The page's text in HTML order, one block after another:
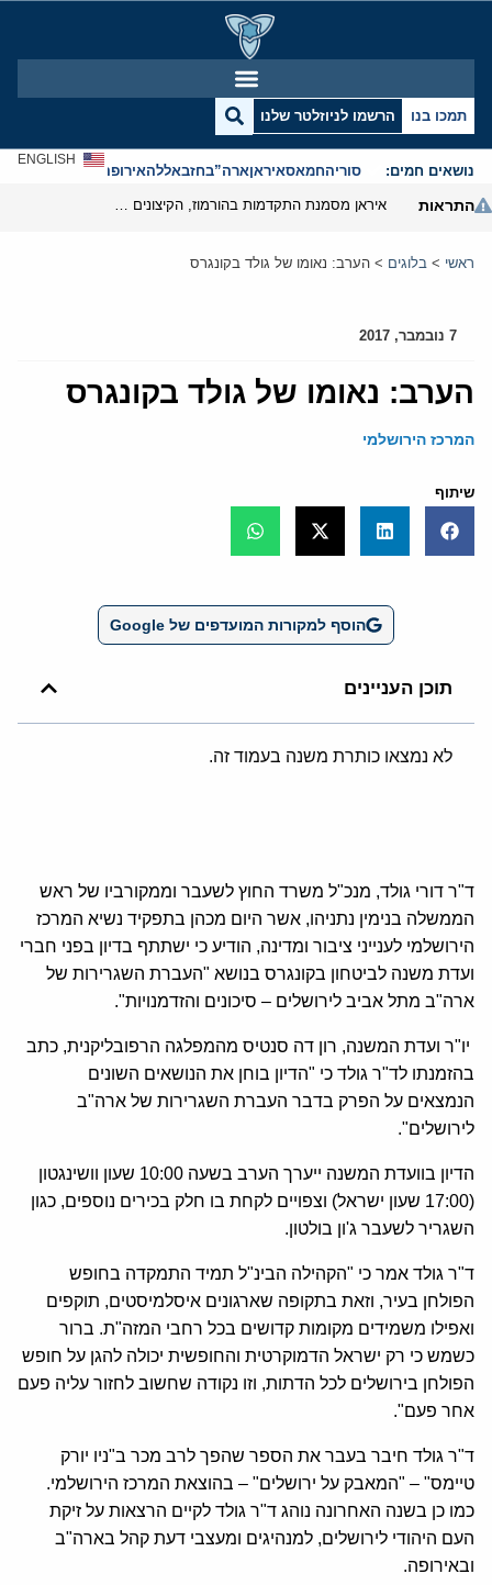
תמכו בנו הרשמו לניוזלטר שלנו
נושאים חמים: סוריהחמאסאיראןארה”בחזבאללהאירופהאנטישמיות
ENGLISH
התראות
ראשי > בלוגים > הערב: נאומו של גולד בקונגרס
7 נובמבר, 2017
הערב: נאומו של גולד בקונגרס
המרכז הירושלמי
שיתוף
הוסף למקורות המועדפים של Google
תוכן העניינים
לא נמצאו כותרת משנה בעמוד זה.
ד"ר דורי גולד, מנכ"ל משרד החוץ לשעבר וממקורביו של ראש
הממשלה בנימין נתניהו, אשר היום מכהן בתפקיד נשיא המרכז
הירושלמי לענייני ציבור ומדינה, הודיע כי ישתתף בדיון בפני חברי
ועדת משנה לביטחון בקונגרס בנושא "העברת השגרירות של
ארה"ב מתל אביב לירושלים – סיכונים והזדמנויות".
יו"ר ועדת המשנה, רון דה סנטיס מהמפלגה הרפובליקנית, כתב
בהזמנתו לד"ר גולד כי "הדיון בוחן את הנושאים השונים
הנמצאים על הפרק בדבר העברת השגרירות של ארה"ב
לירושלים".
הדיון בוועדת המשנה ייערך הערב בשעה 10:00 שעון וושינגטון
(17:00 שעון ישראל) וצפויים לקחת בו חלק בכירים נוספים, כגון
השגריר לשעבר ג'ון בולטון.
ד"ר גולד אמר כי "הקהילה הבינ"ל תמיד התמקדה בחופש
הפולחן בעיר, וזאת בתקופה שארגונים איסלמיסטים, תוקפים
ואפילו משמידים מקומות קדושים בכל רחבי המזה"ת. ברור
כשמש כי רק ישראל הדמוקרטית והחופשית יכולה להגן על חופש
הפולחן בירושלים לכל הדתות, וזו נקודה שחשוב לחזור עליה פעם
אחר פעם".
ד"ר גולד חיבר בעבר את הספר שהפך לרב מכר ב"ניו יורק
טיימס" – "המאבק על ירושלים" – בהוצאת המרכז הירושלמי.
כמו כן בשנה האחרונה נוהג ד"ר גולד לקיים הרצאות על זיקת
העם היהודי לירושלים, למנהיגים ומעצבי דעת קהל בארה"ב
ובאירופה.